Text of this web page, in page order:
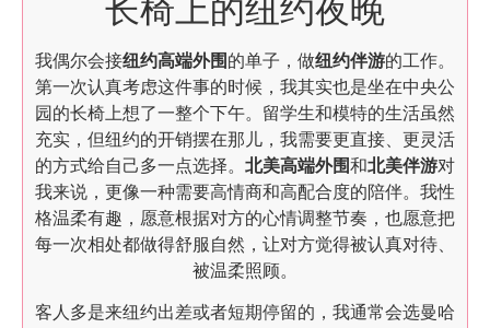
长椅上的纽约夜晚
我偶尔会接纽约高端外围 的单子，做纽约伴游的工作。
第一次认真考虑这件事的时候，我其实也是坐在中央公
园的长椅上想了一整个下午。留学生和模特的生活虽然
充实，但纽约的开销摆在那儿，我需要更直接、更灵活
的方式给自己多一点选择。 北美高端外围和北美伴游对
我来说，更像一种需要高情商和高配合度的陪伴。我性
格温柔有趣，愿意根据对方的心情调整节奏，也愿意把
每一次相处都做得舒服自然，让对方觉得被认真对待、
被温柔照顾。
客人多是来纽约出差或者短期停留的，我通常会选曼哈